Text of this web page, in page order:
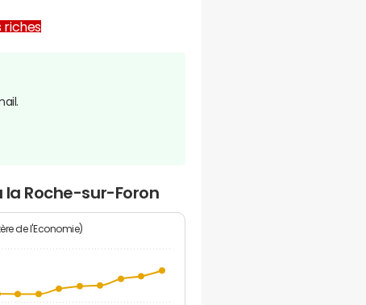
riches
la Roche-sur-Foron
de l'Economie)